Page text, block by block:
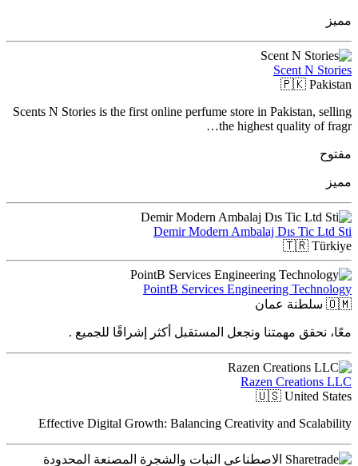
مميز
Scent N Stories
🇵🇰 Pakistan
Scents N Stories is the first online perfume store in Pakistan, selling
the highest quality of fragr…
مفتوح
مميز
Demir Modern Ambalaj Dıs Tic Ltd Sti
🇹🇷 Türkiye
PointB Services Engineering Technology
🇴🇲 سلطنة عمان
معًا، نحقق مهمتنا ونجعل المستقبل أكثر إشراقًا للجميع .
Razen Creations LLC
🇺🇸 United States
Effective Digital Growth: Balancing Creativity and Scalability